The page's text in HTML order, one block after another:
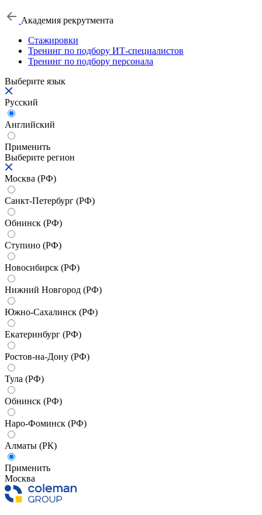
Академия рекрутмента
Стажировки
Тренинг по подбору ИТ-специалистов
Тренинг по подбору персонала
Выберите язык
Русский
Английский
Применить
Выберите регион
Москва (РФ)
Санкт-Петербург (РФ)
Обнинск (РФ)
Ступино (РФ)
Новосибирск (РФ)
Нижний Новгород (РФ)
Южно-Сахалинск (РФ)
Екатеринбург (РФ)
Ростов-на-Дону (РФ)
Тула (РФ)
Обнинск (РФ)
Наро-Фоминск (РФ)
Алматы (РК)
Применить
Москва